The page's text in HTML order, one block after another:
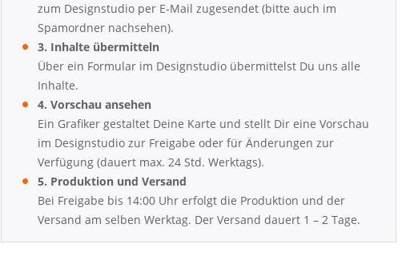
zum Designstudio per E-Mail zugesendet (bitte auch im
Spamordner nachsehen).
3. Inhalte übermitteln
Über ein Formular im Designstudio übermittelst Du uns alle
Inhalte.
4. Vorschau ansehen
Ein Grafiker gestaltet Deine Karte und stellt Dir eine Vorschau
im Designstudio zur Freigabe oder für Änderungen zur
Verfügung (dauert max. 24 Std. Werktags).
5. Produktion und Versand
Bei Freigabe bis 14:00 Uhr erfolgt die Produktion und der
Versand am selben Werktag. Der Versand dauert 1 – 2 Tage.